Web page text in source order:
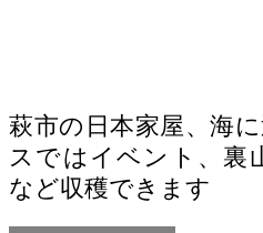
萩市の日本家屋、海
スではイベント、裏
など収穫できます